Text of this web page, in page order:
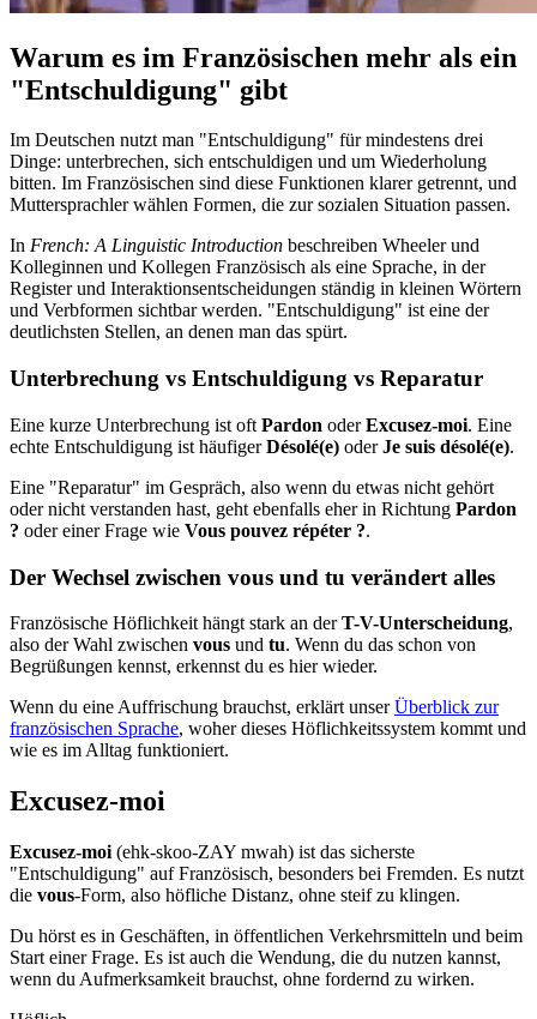
Warum es im Französischen mehr als ein
"Entschuldigung" gibt
Im Deutschen nutzt man "Entschuldigung" für mindestens drei
Dinge: unterbrechen, sich entschuldigen und um Wiederholung
bitten. Im Französischen sind diese Funktionen klarer getrennt, und
Muttersprachler wählen Formen, die zur sozialen Situation passen.
In French: A Linguistic Introduction beschreiben Wheeler und
Kolleginnen und Kollegen Französisch als eine Sprache, in der
Register und Interaktionsentscheidungen ständig in kleinen Wörtern
und Verbformen sichtbar werden. "Entschuldigung" ist eine der
deutlichsten Stellen, an denen man das spürt.
Unterbrechung vs Entschuldigung vs Reparatur
Eine kurze Unterbrechung ist oft Pardon oderExcusez-moi. Eine
echte Entschuldigung ist häufigerDésolé(e) oderJe suis désolé(e).
Eine "Reparatur" im Gespräch, also wenn du etwas nicht gehört
oder nicht verstanden hast, geht ebenfalls eher in Richtung Pardon
? oder einer Frage wie Vous pouvez répéter ?.
Der Wechsel zwischen vous und tu verändert alles
Französische Höflichkeit hängt stark an derT-V-Unterscheidung,
also der Wahl zwischen vous und tu. Wenn du das schon von
Begrüßungen kennst, erkennst du es hier wieder.
Wenn du eine Auffrischung brauchst, erklärt unserÜberblick zur
französischen Sprache, woher dieses Höflichkeitssystem kommt und
wie es im Alltag funktioniert.
Excusez-moi
Excusez-moi (ehk-skoo-ZAY mwah) ist das sicherste
"Entschuldigung" auf Französisch, besonders bei Fremden. Es nutzt
die vous-Form, also höfliche Distanz, ohne steif zu klingen.
Du hörst es in Geschäften, in öffentlichen Verkehrsmitteln und beim
Start einer Frage. Es ist auch die Wendung, die du nutzen kannst,
wenn du Aufmerksamkeit brauchst, ohne fordernd zu wirken.